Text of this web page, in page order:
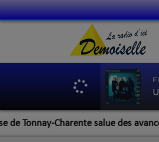
Charente salue des avancées